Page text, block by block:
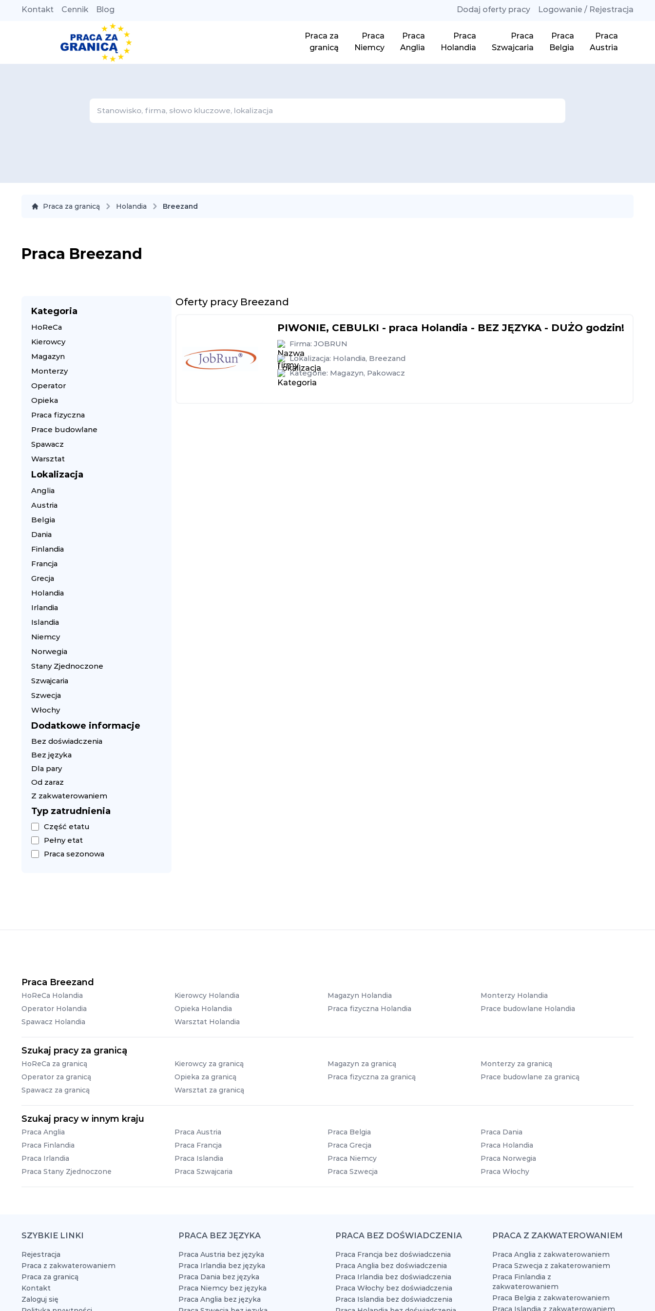
Kontakt Cennik Blog Dodaj oferty pracy Logowanie / Rejestracja
Praca za
granicą
Praca
Niemcy
Praca
Anglia
Praca
Holandia
Praca
Szwajcaria
Praca
Belgia
Praca
Austria
Praca za granicą Holandia Breezand
Praca Breezand
Kategoria
HoReCa
Kierowcy
Magazyn
Monterzy
Operator
Opieka
Praca fizyczna
Prace budowlane
Spawacz
Warsztat
Lokalizacja
Anglia
Austria
Belgia
Dania
Finlandia
Francja
Grecja
Holandia
Irlandia
Islandia
Niemcy
Norwegia
Stany Zjednoczone
Szwajcaria
Szwecja
Włochy
Dodatkowe informacje
Bez doświadczenia
Bez języka
Dla pary
Od zaraz
Z zakwaterowaniem
Typ zatrudnienia
Część etatu
Pełny etat
Praca sezonowa
Oferty pracy Breezand
PIWONIE, CEBULKI - praca Holandia - BEZ JĘZYKA - DUŻO godzin!
Firma: JOBRUN
Lokalizacja: Holandia, Breezand
Kategorie: Magazyn, Pakowacz
Praca Breezand
HoReCa Holandia Kierowcy Holandia Magazyn Holandia
Monterzy Holandia
Operator Holandia
Opieka Holandia Praca fizyczna Holandia
Prace budowlane Holandia
Spawacz Holandia
Warsztat Holandia
Szukaj pracy za granicą
HoReCa za granicą Kierowcy za granicą Magazyn za granicą
Monterzy za granicą
Operator za granicą
Opieka za granicą Praca fizyczna za granicą
Prace budowlane za granicą
Spawacz za granicą
Warsztat za granicą
Szukaj pracy w innym kraju
Praca Anglia Praca Austria Praca Belgia
Praca Dania
Praca Finlandia
Praca Francja Praca Grecja
Praca Holandia
Praca Irlandia
Praca Islandia Praca Niemcy
Praca Norwegia
Praca Stany Zjednoczone
Praca Szwajcaria Praca Szwecja Praca Włochy
SZYBKIE LINKI
Rejestracja
Praca z zakwaterowaniem
Praca za granicą
Kontakt
Zaloguj się
PRACA BEZ JĘZYKA
Praca Austria bez języka
Praca Irlandia bez języka
Praca Dania bez języka
Praca Niemcy bez języka
Praca Anglia bez języka
PRACA BEZ DOŚWIADCZENIA
Praca Francja bez doświadczenia
Praca Anglia bez doświadczenia
Praca Irlandia bez doświadczenia
Praca Włochy bez doświadczenia
Praca Islandia bez doświadczenia
PRACA Z ZAKWATEROWANIEM
Praca Anglia z zakwaterowaniem
Praca Szwecja z zakaterowaniem
Praca Finlandia z
zakwaterowaniem
Praca Belgia z zakwaterowaniem
Praca Islandia z zakwaterowaniem